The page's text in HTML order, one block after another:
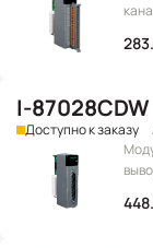
I-87028CDW
Доступно к заказу